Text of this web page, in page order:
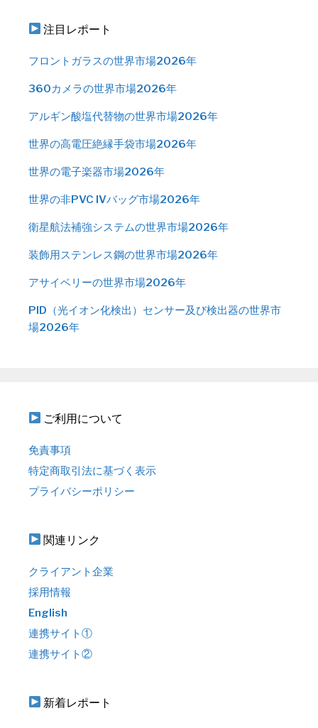
注目レポート
フロントガラスの世界市場2026年
360カメラの世界市場2026年
アルギン酸塩代替物の世界市場2026年
世界の高電圧絶縁手袋市場2026年
世界の電子楽器市場2026年
世界の非PVC IVバッグ市場2026年
衛星航法補強システムの世界市場2026年
装飾用ステンレス鋼の世界市場2026年
アサイベリーの世界市場2026年
PID（光イオン化検出）センサー及び検出器の世界市
場2026年
ご利用について
免責事項
特定商取引法に基づく表示
プライバシーポリシー
関連リンク
クライアント企業
採用情報
English
連携サイト①
連携サイト②
新着レポート